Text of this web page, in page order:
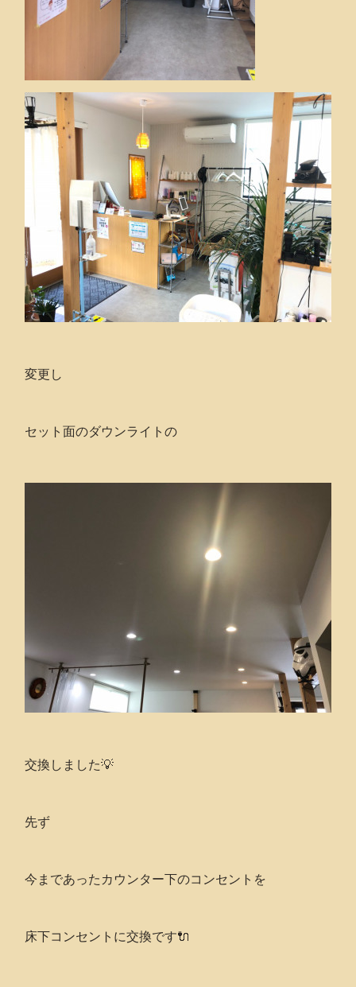
変更し
セット面のダウンライトの
交換しました💡
先ず
今まであったカウンター下のコンセントを
床下コンセントに交換です🔌